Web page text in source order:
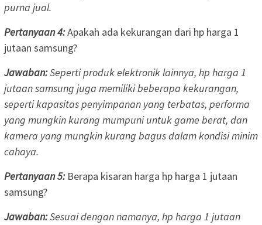
purna jual.
Pertanyaan 4:Apakah ada kekurangan dari hp harga 1
jutaan samsung?
Jawaban:Seperti produk elektronik lainnya, hp harga 1
jutaan samsung juga memiliki beberapa kekurangan,
seperti kapasitas penyimpanan yang terbatas, performa
yang mungkin kurang mumpuni untuk game berat, dan
kamera yang mungkin kurang bagus dalam kondisi minim
cahaya.
Pertanyaan 5:Berapa kisaran harga hp harga 1 jutaan
samsung?
Jawaban:Sesuai dengan namanya, hp harga 1 jutaan